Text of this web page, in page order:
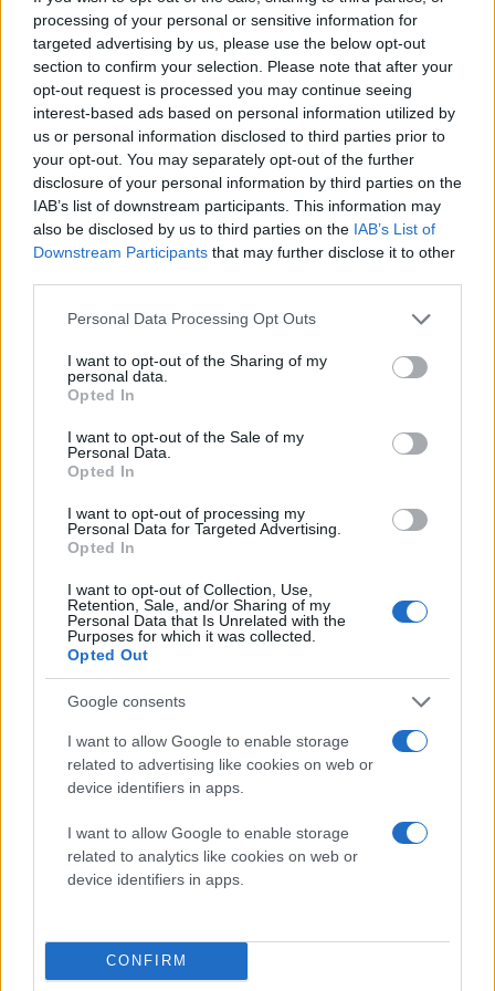
processing of your personal or sensitive information for
targeted advertising by us, please use the below opt-out
section to confirm your selection. Please note that after your
opt-out request is processed you may continue seeing
interest-based ads based on personal information utilized by
us or personal information disclosed to third parties prior to
your opt-out. You may separately opt-out of the further
disclosure of your personal information by third parties on the
IAB’s list of downstream participants. This information may
also be disclosed by us to third parties on the IAB’s List of
Downstream Participants that may further disclose it to other
Please note that this website/app uses one or more Google
not limited to your visit or usage behaviour. You may click to
grant or deny consent to Google and its third-party tags to
use your data for below specified purposes in below Google
consent section.
Personal Data Processing Opt Outs
I want to opt-out of the Sharing of my
personal data.
Opted In
I want to opt-out of the Sale of my
Personal Data.
Opted In
I want to opt-out of processing my
Personal Data for Targeted Advertising.
Opted In
I want to opt-out of Collection, Use,
Retention, Sale, and/or Sharing of my
Personal Data that Is Unrelated with the
Purposes for which it was collected.
Opted Out
Google consents
I want to allow Google to enable storage
related to advertising like cookies on web or
device identifiers in apps.
I want to allow Google to enable storage
related to analytics like cookies on web or
device identifiers in apps.
CONFIRM
Διαβάστε περισσότερα
Πέμπτη 06 Αυγ 2026, 22:00
Πρέσπεια 2026: Η
πολιτισμού χτυπά ξανά
Αυλαία στις 24
Αυγούστου για το
ελληνικής μουσικής,
γαστρονομία και ποίηση